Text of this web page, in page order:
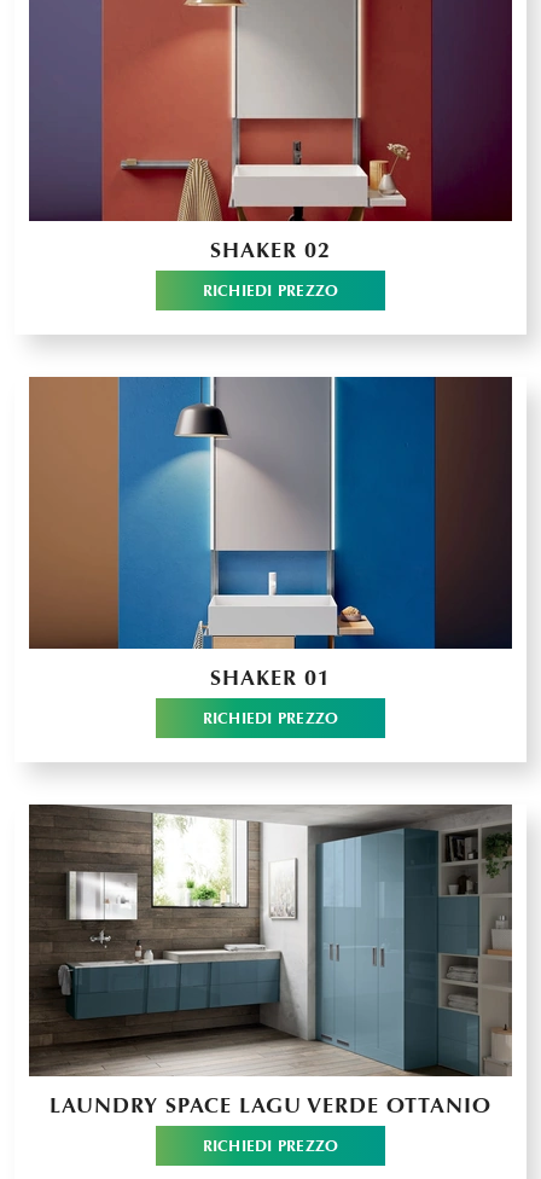
SHAKER 02
RICHIEDI PREZZO
SHAKER 01
RICHIEDI PREZZO
LAUNDRY SPACE LAGU VERDE OTTANIO
RICHIEDI PREZZO